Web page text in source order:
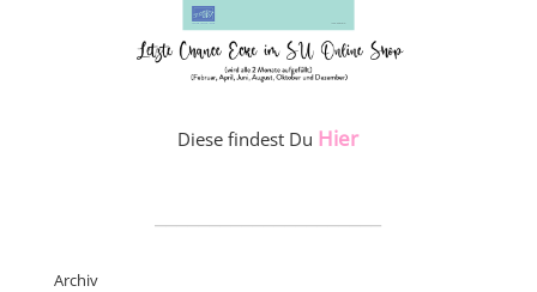
Diese findest Du Hier
Archiv